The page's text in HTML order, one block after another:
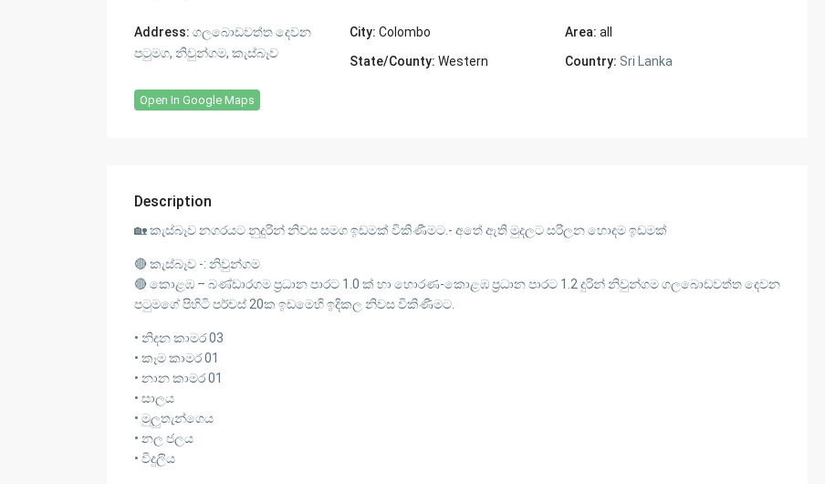
Address: ගලබොඩවත්ත දෙවන
පටුමග, නිවුන්ගම, කැස්බෑව
City: Colombo Area: all
State/County: Western Country: Sri Lanka
Open In Google Maps
Description
🏡 කැස්බෑව නගරයට නුදුරින් නිවස සමග ඉඩමක් විකිණීමට.- අතේ ඇති මුදලට සරිලන හොදම ඉඩමක්
🔴 කැස්බෑව -: නිවුන්ගම
🔴 කොළඹ – බණ්ඩාරගම ප්‍රධාන පාරට 1.0 ක් හා හොරණ-කොළඹ ප්‍රධාන පාරට 1.2 දුරින් නිවුන්ගම ගලබොඩවත්ත දෙවන
පටුමගේ පිහිටි පර්චස් 20ක ඉඩමෙහි ඉදිකල නිවස විකිණීමට.
• නිදන කාමර 03
• කෑම කාමර 01
• නාන කාමර 01
• සාලය
• මුලුතැන්ගෙය
• නල ජලය
• විදුලිය